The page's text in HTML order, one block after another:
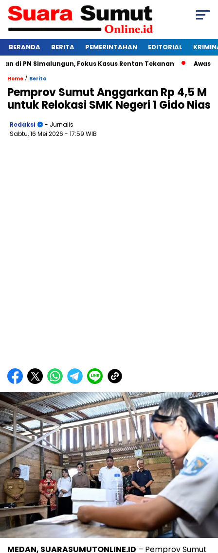
BERANDA BERITA PEMERINTAHAN EDITORIAL
Simalungun, Fokus Kasus Rentan Tekanan Awas
Home / Berita
Pemprov Sumut Anggarkan Rp 4,5 M
untuk Relokasi SMK Negeri 1 Gido Nias
Redaksi
- Jurnalis
Sabtu, 16 Mei 2026 - 17:59 WIB
MEDAN, SUARASUMUTONLINE.ID – Pemprov Sumut